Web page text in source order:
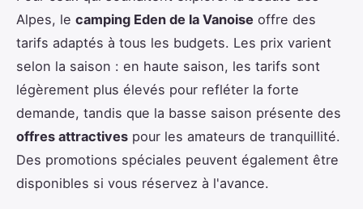
Alpes, le camping Eden de la Vanoise offre des
tarifs adaptés à tous les budgets. Les prix varient
selon la saison : en haute saison, les tarifs sont
légèrement plus élevés pour refléter la forte
demande, tandis que la basse saison présente des
offres attractives pour les amateurs de tranquillité.
Des promotions spéciales peuvent également être
disponibles si vous réservez à l'avance.